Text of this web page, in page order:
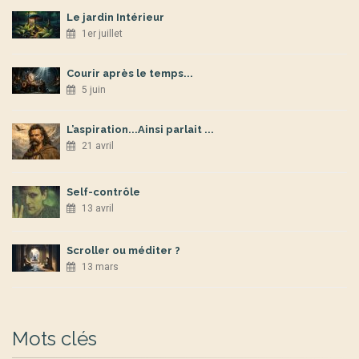
Le jardin Intérieur
1er juillet
Courir après le temps...
5 juin
L’aspiration...Ainsi parlait ...
21 avril
Self-contrôle
13 avril
Scroller ou méditer ?
13 mars
Mots clés